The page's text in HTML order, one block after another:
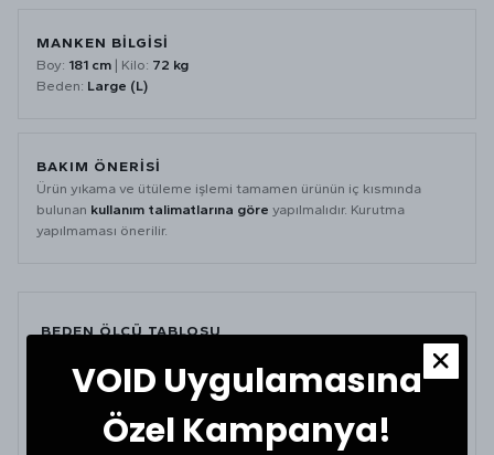
MANKEN BİLGİSİ
Boy: 181 cm | Kilo: 72 kg
Beden: Large (L)
BAKIM ÖNERİSİ
Ürün yıkama ve ütüleme işlemi tamamen ürünün iç kısmında
bulunan kullanım talimatlarına göre yapılmalıdır. Kurutma
yapılmaması önerilir.
BEDEN ÖLÇÜ TABLOSU
BEDEN BEL (CM) BOY (CM)
Small 40 56
VOID Uygulamasına
Özel Kampanya!